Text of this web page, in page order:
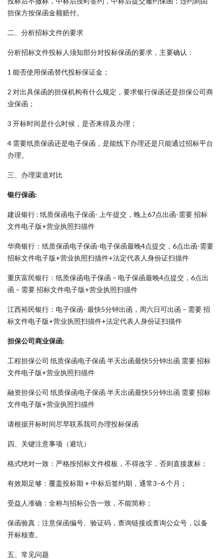
担保方按保函金额赔付。
二、分析招标文件的要求
分析招标文件投标人须知部分对投标保函的要求，主要确认：
1 能否使用保函替代投标保证金；
2 对出具保函的担保机构有什么规定，要求银行保函还是担保公司商
业保函；
3 开标时间是什么时候，是否来得及办理；
4 需要纸质保函还是电子保函，是能线下办理还是只能通过招标平台
办理。
三、办理渠道对比
银行保函:
建设银行 : 纸质保函电子保函- 上午提交，晚上67点出函-需要 招标
文件电子版+营业执照扫描件
华商银行：纸质保函电子保函-电子保函最晚4点提交，6点出函-需要
招标文件电子版+营业执照扫描件+法定代表人身份证扫描件
重庆富民银行：纸质保函电子保函 – 电子保函最晚4点提交，6点出
函 – 需要 招标文件电子版+营业执照扫描件
江西裕民银行：电子保函- 最快5分钟出函，周六日可出函 – 需要 招
标文件电子版+营业执照扫描件+法定代表人身份证扫描件
担保公司商业保函:
工程担保公司 纸质保函电子保函 半天出函最快5分钟出函 需要 招标
文件电子版+营业执照扫描件
融资担保公司 纸质保函电子保函 半天出函最快5分钟出函 需要 招标
文件电子版+营业执照扫描件
请根据开标时间尽早联系我司办理投标保函
四、关键注意事项（避坑）
格式绝对一致：严格按招标文件模板，不得改字，否则直接废标；
有效期足够：覆盖投标期 + 中标后签约期，通常3–6 个月；
受益人准确：全称与招标公告一致，不能简称；
保函验真：注意保函编号、验证码，查询链接或查询公众号，以备
开标核查。
五、常见问题